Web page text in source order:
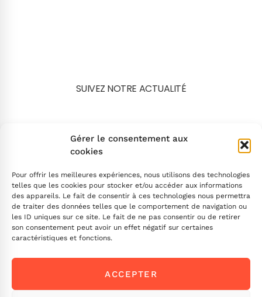
Gérer le consentement aux
cookies
Pour offrir les meilleures expériences, nous utilisons des technologies
telles que les cookies pour stocker et/ou accéder aux informations
des appareils. Le fait de consentir à ces technologies nous permettra
de traiter des données telles que le comportement de navigation ou
les ID uniques sur ce site. Le fait de ne pas consentir ou de retirer
son consentement peut avoir un effet négatif sur certaines
caractéristiques et fonctions.
ACCEPTER
SUIVEZ NOTRE ACTUALITÉ
INSCRIVEZ-VOUS
Envoyez-nous un message
Ou appelez-nousICI